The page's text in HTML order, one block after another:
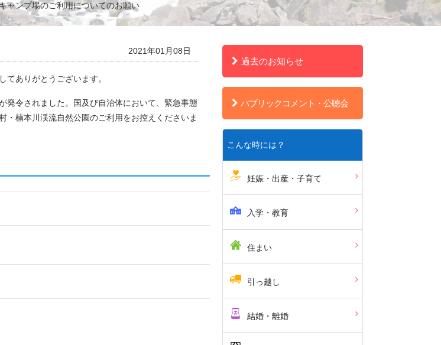
ャンプ場のご利用についてのお願い
2021年01月08日
てありがとうございます。
発令されました。国及び自治体において、緊急事態
・楠本川渓流自然公園のご利用をお控えくださいま
過去のお知らせ
パブリックコメント・公聴会
こんな時には？
妊娠・出産・子育て
入学・教育
住まい
引っ越し
結婚・離婚